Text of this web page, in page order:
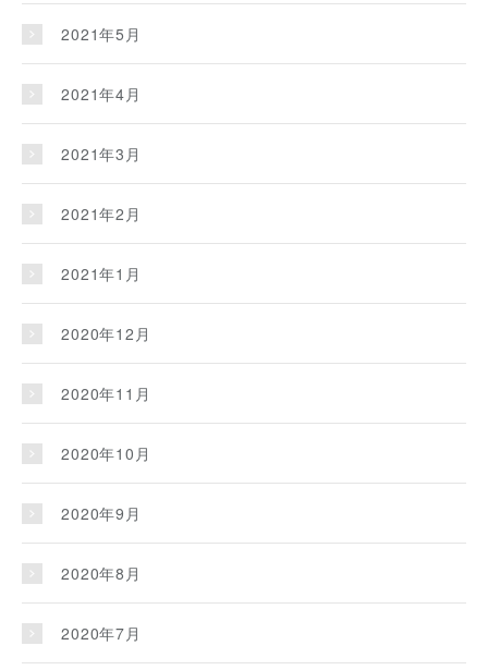
2021年5月
2021年4月
2021年3月
2021年2月
2021年1月
2020年12月
2020年11月
2020年10月
2020年9月
2020年8月
2020年7月